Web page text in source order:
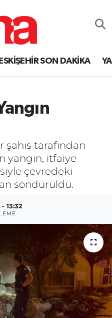
ESKİŞEHİR SON DAKİKA
tarafından
yangın, itfaiye
çevredeki
söndürüldü.
- 13:32